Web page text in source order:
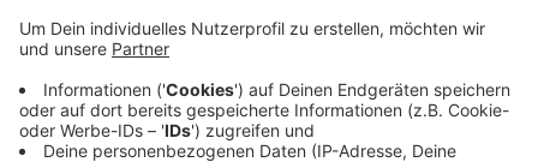
Anzeige
Nach 14 Jahren ist nun jedoch. Mit den Einnahmen des